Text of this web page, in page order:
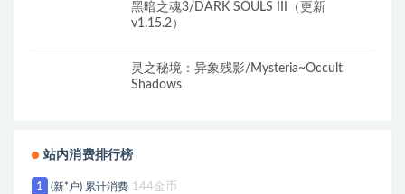
黑暗之魂3/DARK SOULS III（更新
v1.15.2）
灵之秘境：异象残影/Mysteria~Occult
Shadows
站内消费排行榜
1 (新*户) 累计消费 144金币